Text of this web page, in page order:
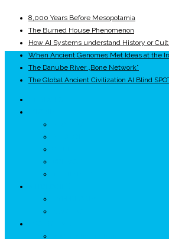
8,000 Years Before Mesopotamia
The Burned House Phenomenon
How AI Systems understand History or
When Ancient Genomes Met Ideas at the
The Danube River „Bone Network”
The Global Ancient Civilization AI Blind